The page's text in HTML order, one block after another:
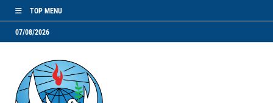
TOP MENU
07/08/2026